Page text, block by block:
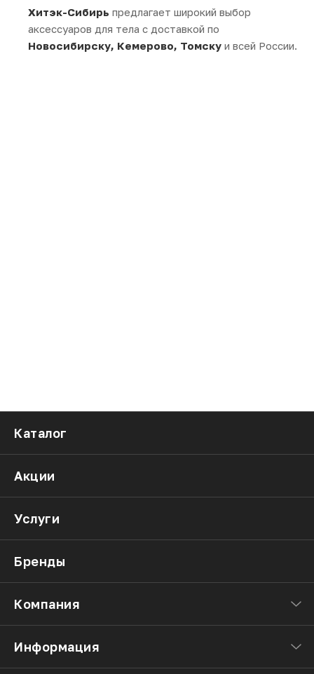
Хитэк-Сибирь предлагает широкий выбор
аксессуаров для тела с доставкой по
Новосибирску, Кемерово, Томску и всей России.
Каталог
Акции
Услуги
Бренды
Компания
Информация